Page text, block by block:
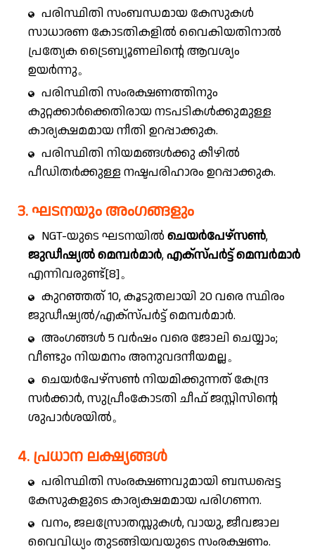
പരിസ്ഥിതി സംബന്ധമായ കേസുകൾ
സാധാരണ കോടതികളിൽ വൈകിയതിനാൽ
പ്രത്യേക ട്രൈബ്യൂണലിന്റെ ആവശ്യം
ഉയർന്നു。
പരിസ്ഥിതി സംരക്ഷണത്തിനും
കുറ്റക്കാർക്കെതിരായ നടപടികൾക്കുമുള്ള
കാര്യക്ഷമമായ നീതി ഉറപ്പാക്കുക.
പരിസ്ഥിതി നിയമങ്ങൾക്കു കീഴിൽ
പീഡിതർക്കുള്ള നഷ്ടപരിഹാരം ഉറപ്പാക്കുക.
3. ഘടനയും അംഗങ്ങളും
NGT-യുടെ ഘടനയിൽ ചെയർപേഴ്സൺ,
ജുഡീഷ്യൽ മെമ്പർമാർ,എക്സ്പർട്ട് മെമ്പർമാർ
എന്നിവരുണ്ട്[8]。
കുറഞ്ഞത് 10, കൂടുതലായി 20 വരെ സ്ഥിരം
ജുഡീഷ്യൽ/എക്സ്പർട്ട് മെമ്പർമാർ.
അംഗങ്ങൾ 5 വർഷം വരെ ജോലി ചെയ്യാം;
വീണ്ടും നിയമനം അനുവദനീയമല്ല。
ചെയർപേഴ്സൺ നിയമിക്കുന്നത് കേന്ദ്ര
സർക്കാർ, സുപ്രീംകോടതി ചീഫ് ജസ്റ്റിസിന്റെ
ശുപാർശയിൽ。
4. പ്രധാന ലക്ഷ്യങ്ങൾ
പരിസ്ഥിതി സംരക്ഷണവുമായി ബന്ധപ്പെട്ട
കേസുകളുടെ കാര്യക്ഷമമായ പരിഗണന.
വനം, ജലസ്രോതസ്സുകൾ, വായു, ജീവജാല
വൈവിധ്യം തുടങ്ങിയവയുടെ സംരക്ഷണം.